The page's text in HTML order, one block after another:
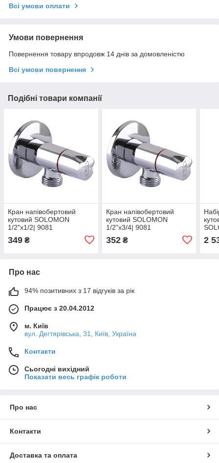
Всі умови оплати
Умови повернення
Повернення товару впродовж 14 днів за домовленістю
Всі умови повернення
Подібні товари компанії
Кран напівобертовий
кутовий SOLOMON
1/2"х1/2| 9081
349 ₴
Кран напівобертовий
кутовий SOLOMON
1/2"х3/4| 9081
352₴ 2
Про нас
94% позитивних з 17 відгуків за рік
Працює з 20.04.2012
м. Київ
вул. Дегтярівська, 31, Київ, Україна
Контакти
Сьогодні вихідний
Показати весь графік роботи
Про нас
Контакти
Доставка та оплата